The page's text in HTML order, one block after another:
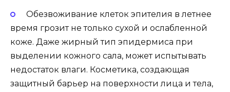
Обезвоживание клеток эпителия в летнее
время грозит не только сухой и ослабленной
коже. Даже жирный тип эпидермиса при
выделении кожного сала, может испытывать
недостаток влаги. Косметика, создающая
защитный барьер на поверхности лица и тела,